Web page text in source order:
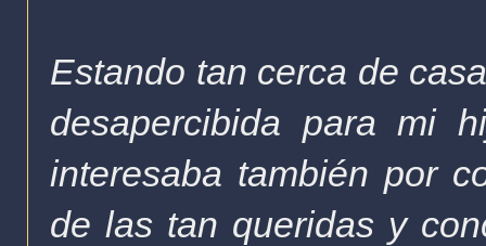
Estando tan cerca de
desapercibida para mi
interesaba también por
de las tan queridas y